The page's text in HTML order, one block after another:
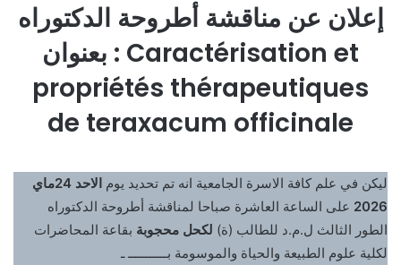
إعلان عن مناقشة أطروحة الدكتوراه
بعنوان : Caractérisation et
propriétés thérapeutiques
de teraxacum officinale
ليكن في علم كافة الاسرة الجامعية انه تم تحديد يوم
الاحد 24ماي
2026 على الساعة العاشرة صباحا لمناقشة أطروحة الدكتوراه
الطور الثالث ل.م.د للطالب (ة) لكحل محجوبة بقاعة المحاضرات
لكلية علوم الطبيعة والحياة والموسومة بـــــــــــ ـ